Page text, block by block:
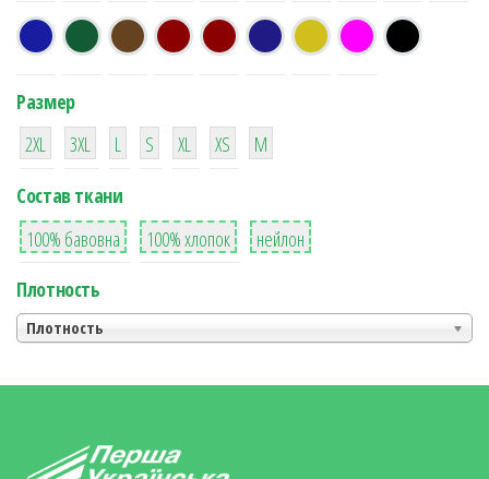
Размер
38
2XL
16
3XL
42
L
42
S
42
XL XS
М
Состав ткани
8
100% бавовна
36
100% хлопок
2
нейлон
Плотность
Плотность